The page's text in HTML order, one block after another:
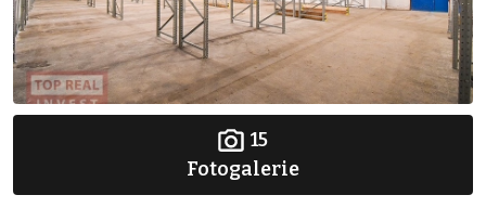
15
Fotogalerie